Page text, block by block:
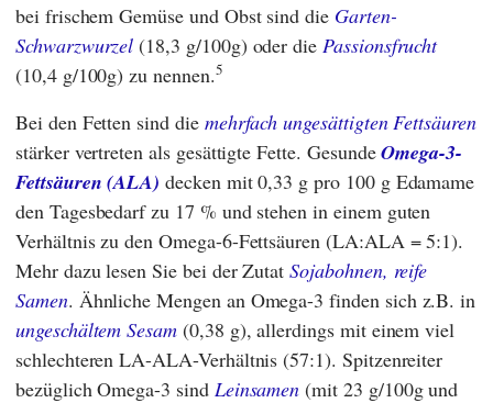
bei frischem Gemüse und Obst sind die Garten-
Schwarzwurzel (18,3 g/100g) oder diePassionsfrucht
(10,4 g/100g) zu nennen.5
Bei den Fetten sind die mehrfach ungesättigten Fettsäuren
stärker vertreten als gesättigte Fette. GesundeOmega-3-
Fettsäuren (ALA) decken mit 0,33 g pro 100 g Edamame
den Tagesbedarf zu 17 % und stehen in einem guten
Verhältnis zu den Omega-6-Fettsäuren (LA:ALA = 5:1).
Mehr dazu lesen Sie bei der ZutatSojabohnen, reife
Samen. Ähnliche Mengen an Omega-3 finden sich z.B. in
ungeschältem Sesam (0,38 g), allerdings mit einem viel
schlechteren LA-ALA-Verhältnis (57:1). Spitzenreiter
bezüglich Omega-3 sind Leinsamen (mit 23 g/100g und